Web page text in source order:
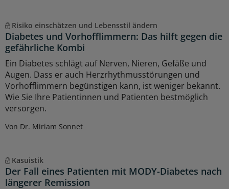
Risiko einschätzen und Lebensstil ändern
Diabetes und Vorhofflimmern: Das hilft gegen die
gefährliche Kombi
Ein Diabetes schlägt auf Nerven, Nieren, Gefäße und
Augen. Dass er auch Herzrhythmusstörungen und
Vorhofflimmern begünstigen kann, ist weniger bekannt.
Wie Sie Ihre Patientinnen und Patienten bestmöglich
versorgen.
Von Dr. Miriam Sonnet
Kasuistik
Der Fall eines Patienten mit MODY-Diabetes nach
längerer Remission